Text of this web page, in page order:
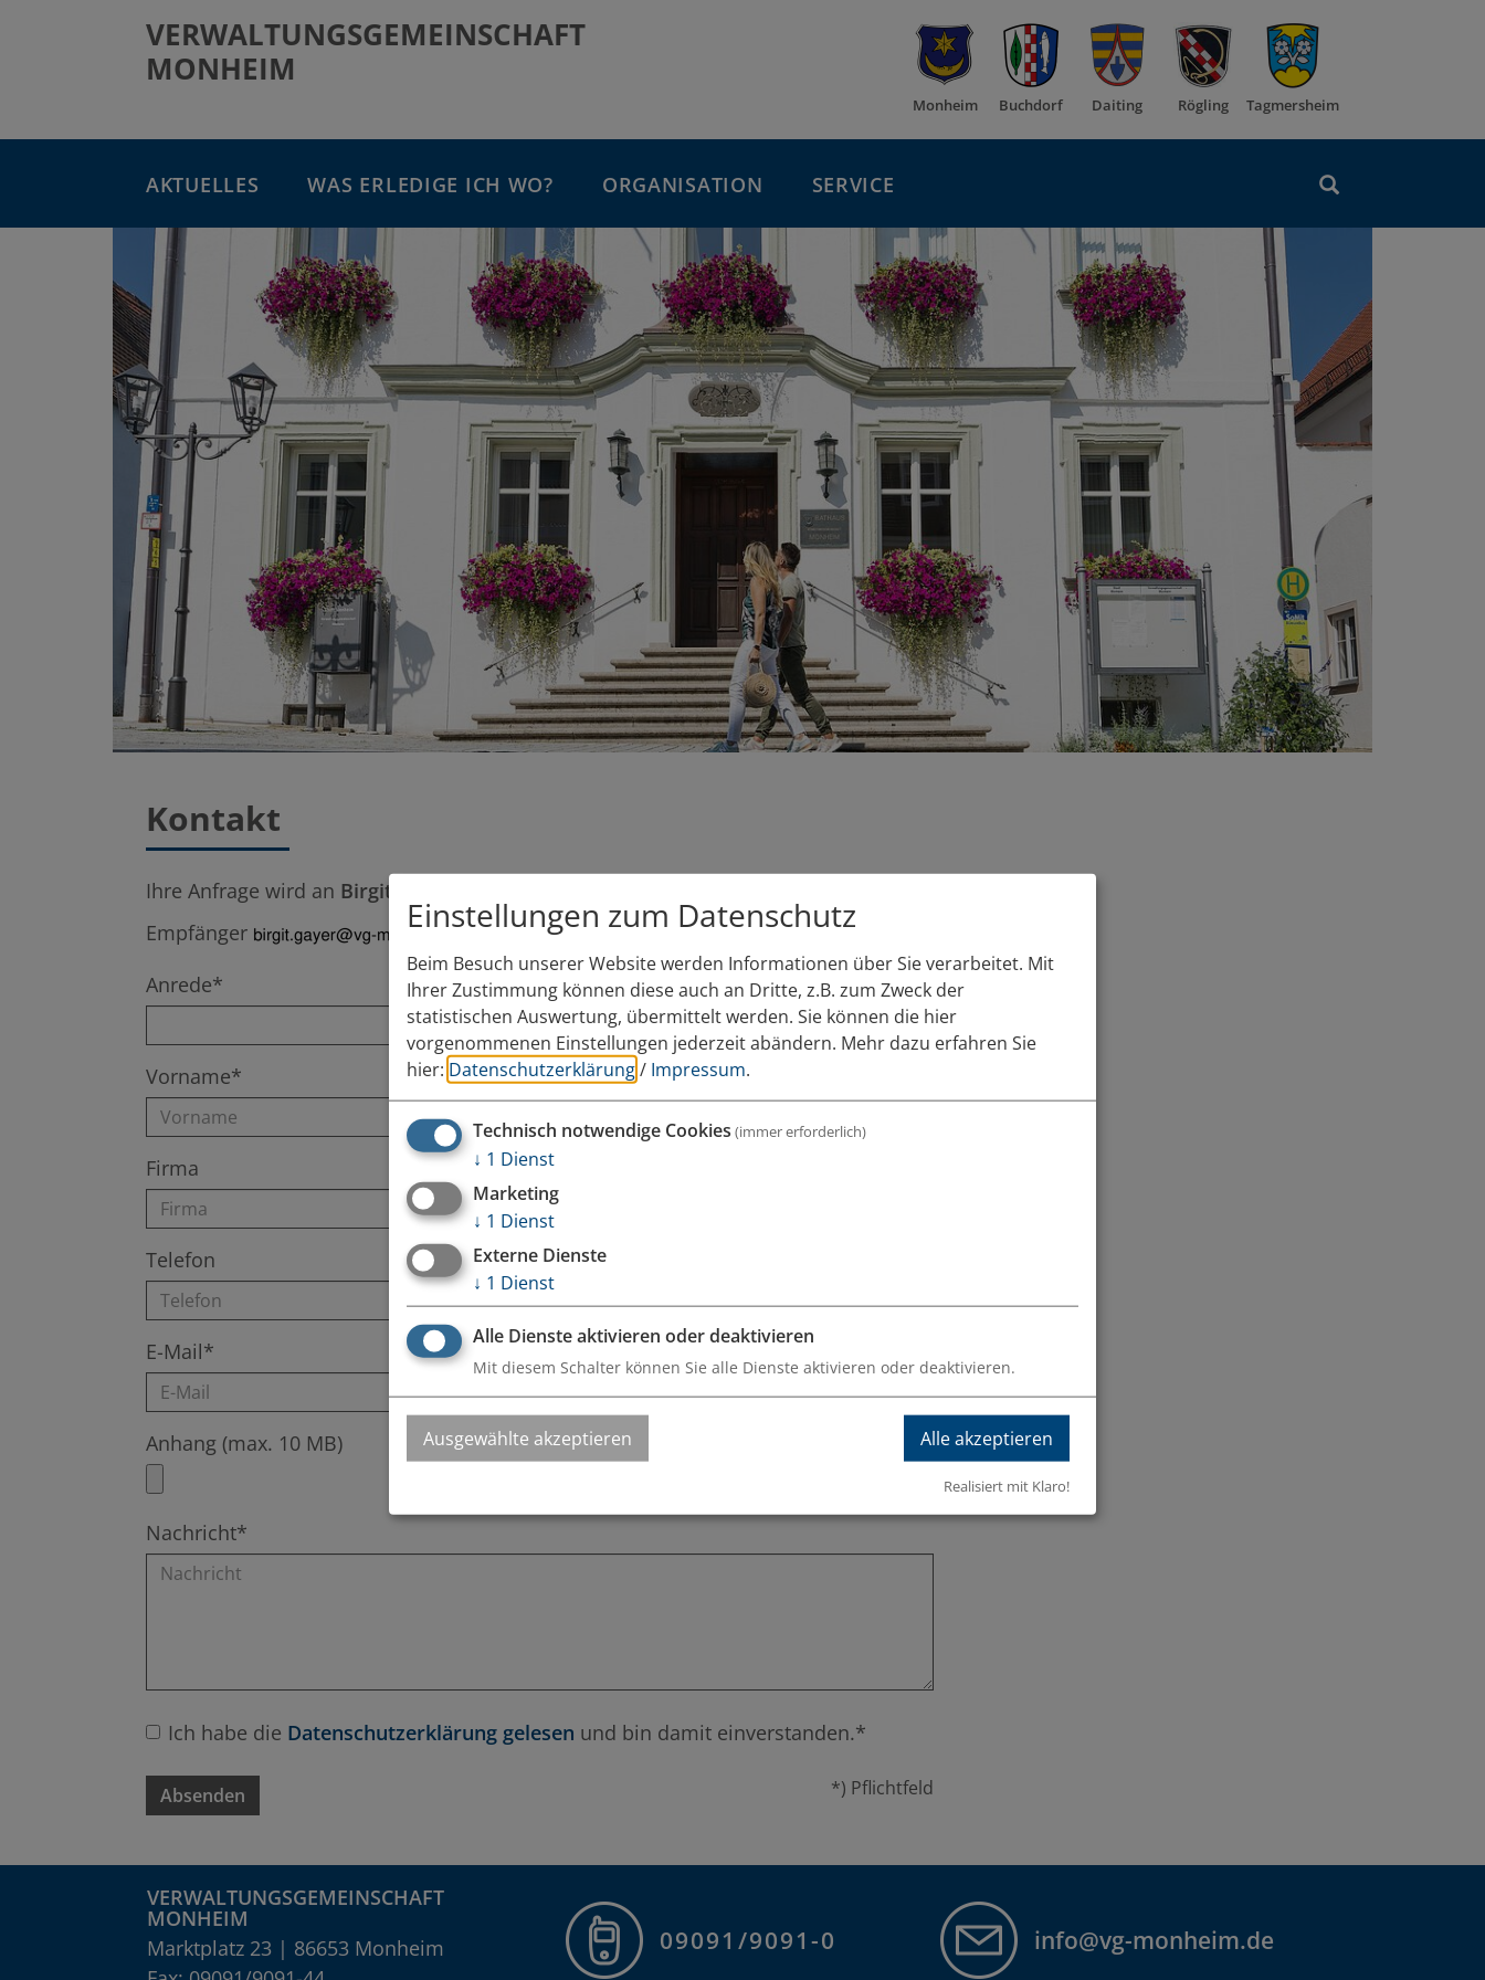
VERWALTUNGSGEMEINSCHAFT
MONHEIM
Monheim Buchdorf Daiting Rögling Tagmersheim
AKTUELLES WAS ERLEDIGE ICH WO? ORGANISATION SERVICE
Kontakt
Ihre Anfrage wird an Birgit Gayer
Empfänger
Anrede*
Vorname* Nachname*
Firma
Telefon Fax
E-Mail*
Anhang (max. 10 MB)
Nachricht*
Ich habe die Datenschutzerklärung gelesen und bin damit einverstanden.*
Absenden *) Pflichtfeld
VERWALTUNGSGEMEINSCHAFT
MONHEIM
Marktplatz 23 | 86653 Monheim
09091/9091-0 info@vg-monheim.de
Einstellungen zum Datenschutz
Beim Besuch unserer Website werden Informationen über Sie verarbeitet. Mit
Ihrer Zustimmung können diese auch an Dritte, z.B. zum Zweck der
statistischen Auswertung, übermittelt werden. Sie können die hier
vorgenommenen Einstellungen jederzeit abändern. Mehr dazu erfahren Sie
hier: Datenschutzerklärung/ Impressum.
Technisch notwendige Cookies (immer erforderlich)
↓ 1 Dienst
Marketing
↓ 1 Dienst
Externe Dienste
↓ 1 Dienst
Alle Dienste aktivieren oder deaktivieren
Mit diesem Schalter können Sie alle Dienste aktivieren oder deaktivieren.
Ausgewählte akzeptieren Alle akzeptieren
Realisiert mit Klaro!